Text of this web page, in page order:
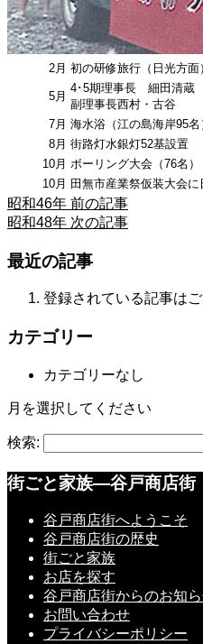
2月 初の研修旅行（日光方面
5月
4･5期理事長 細田清蔵
副理事長西村・古谷
7月 海水浴（江の島海岸95名
8月 街路灯水銀灯52基設置
10月 ボーリング大会（76名）
10月 田無市産業祭仮装大会
昭和46年 前の記事
昭和48年 次の記事
最近の記事
登録されている記事はご
カテゴリー
カテゴリーなし
月を選択してください
検索:
街ごと家族―谷戸商店街
谷戸商店街へようこそ
谷戸商店街の歴史
街ごと家族
お店を探す
谷戸商店街からのお知
お問い合わせ
プライバシーポリシー